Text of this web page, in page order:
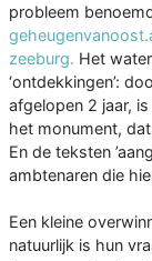
probleem
zeeburg. Het
‘ontdekkingen’:
afgelopen 2 jaar,
het monument,
En de teksten
ambtenaren die
Een kleine
natuurlijk is hun